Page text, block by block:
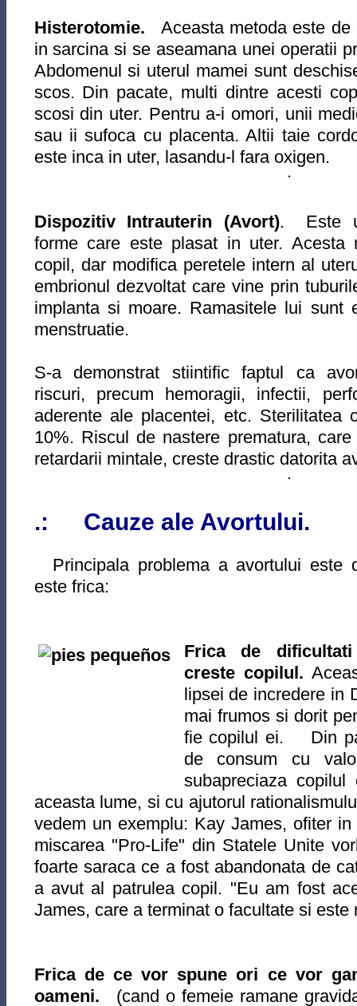
Histerotomie. Aceasta metoda este de
in sarcina si se aseamana unei operatii
Abdomenul si uterul mamei sunt
scos. Din pacate, multi dintre acesti
scosi din uter. Pentru a-i omori, unii
sau ii sufoca cu placenta. Altii taie
este inca in uter, lasandu-l fara oxigen.
Dispozitiv Intrauterin (Avort). Este
forme care este plasat in uter. Acesta
copil, dar modifica peretele intern al
embrionul dezvoltat care vine prin
implanta si moare. Ramasitele lui sunt
menstruatie.
S-a demonstrat stiintific faptul ca
riscuri, precum hemoragii, infectii,
aderente ale placentei, etc. Sterilitatea
10%. Riscul de nastere prematura,
retardarii mintale, creste drastic datorita
.: Cauze ale Avortului.
Principala problema a avortului este
este frica:
Frica de
creste copilul.
lipsei de incredere in
mai frumos si dorit
fie copilul ei. Din
de consum cu
subapreciaza
aceasta lume, si cu ajutorul
vedem un exemplu: Kay James, ofiter
miscarea "Pro-Life" din Statele Unite
foarte saraca ce a fost abandonata de
a avut al patrulea copil. "Eu am fost
James, care a terminat o facultate si
Frica de ce vor spune ori ce vor
oameni.
(cand o femeie ramane